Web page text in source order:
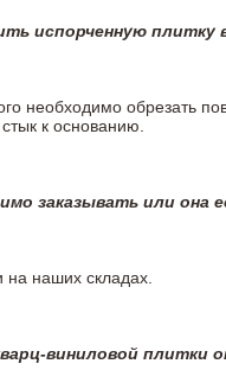
испорченную плитку
необходимо обрезать
к основанию.
заказывать или она
на наших складах.
виниловой плитки